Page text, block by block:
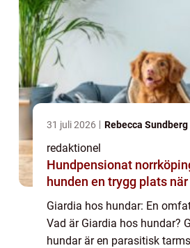
31 juli 2026 Rebecca Sundberg
redaktionel
Hundpensionat norrköping så
hunden en trygg plats
Giardia hos hundar: En
Vad är Giardia hos hundar?
hundar är en parasitisk